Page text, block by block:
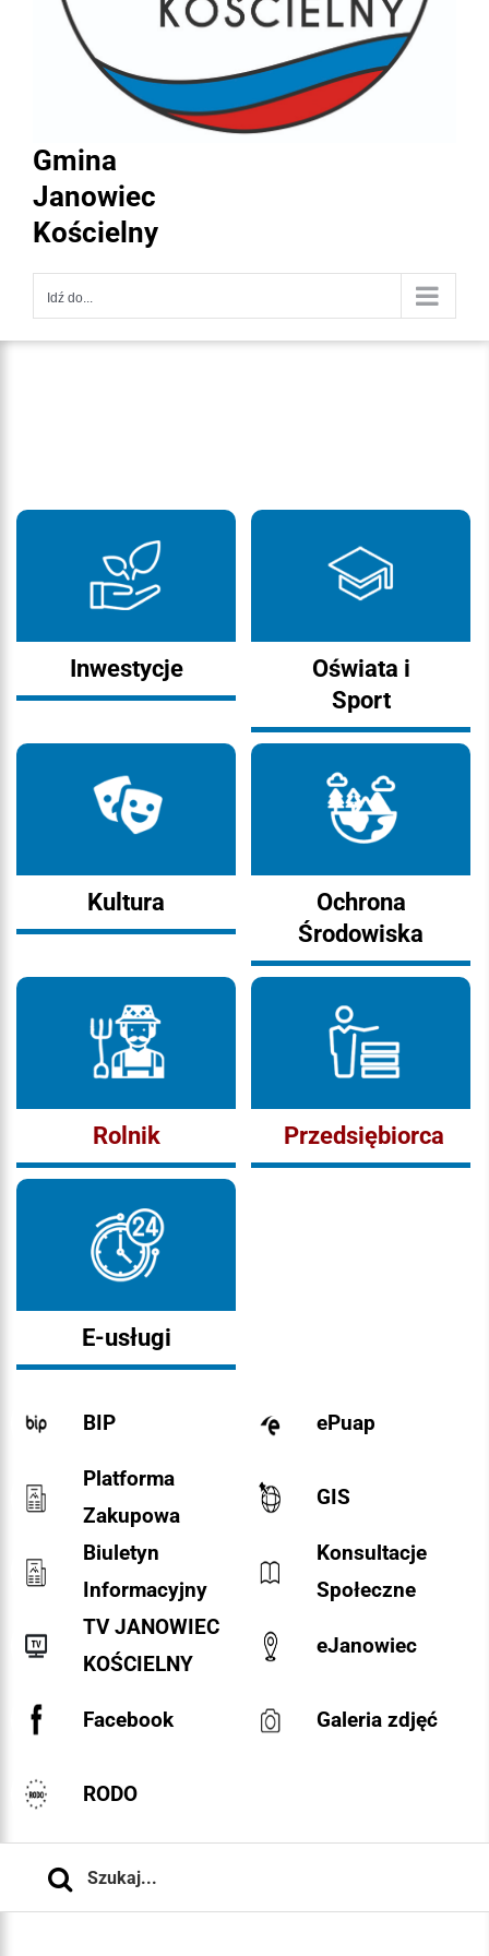
Gmina
Janowiec
Kościelny
Idź do...
Inwestycje
Oświata i
Sport
Kultura
Ochrona
Środowiska
Rolnik Przedsiębiorca
E-usługi
BIP ePuap
Platforma
Zakupowa
GIS
Biuletyn
Informacyjny
Konsultacje
Społeczne
TV JANOWIEC
KOŚCIELNY
eJanowiec
Facebook Galeria zdjęć
RODO